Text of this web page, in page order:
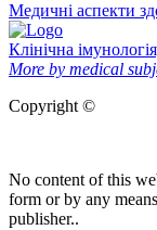
Медичні аспекти
Клінічна
More by medical
Copyright ©
No content of this
form or by any
publisher..